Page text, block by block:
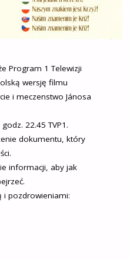
Program 1 Telewizji
wersję filmu
i meczenstwo Jánosa
22.45 TVP1.
dokumentu, który
informacji, aby jak
i pozdrowieniami: